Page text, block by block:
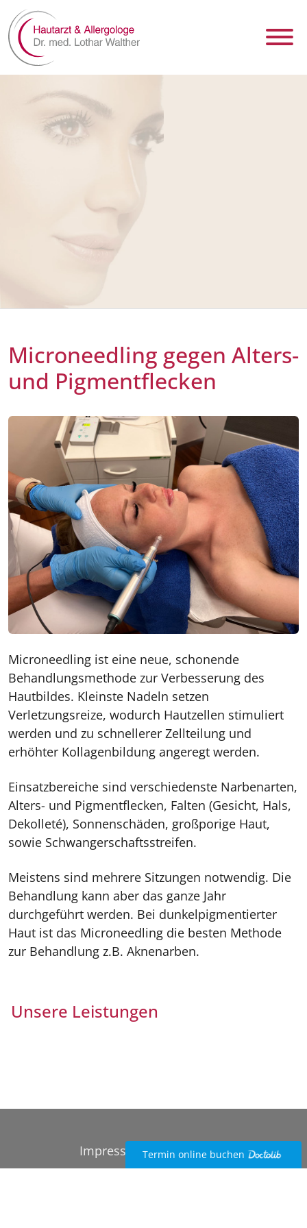
Microneedling gegen Alters-
und Pigmentflecken
Microneedling ist eine neue, schonende
Behandlungsmethode zur Verbesserung des
Hautbildes. Kleinste Nadeln setzen
Verletzungsreize, wodurch Hautzellen stimuliert
werden und zu schnellerer Zellteilung und
erhöhter Kollagenbildung angeregt werden.
Einsatzbereiche sind verschiedenste Narbenarten,
Alters- und Pigmentflecken, Falten (Gesicht, Hals,
Dekolleté), Sonnenschäden, großporige Haut,
sowie Schwangerschaftsstreifen.
Meistens sind mehrere Sitzungen notwendig. Die
Behandlung kann aber das ganze Jahr
durchgeführt werden. Bei dunkelpigmentierter
Haut ist das Microneedling die besten Methode
zur Behandlung z.B. Aknenarben.
Unsere Leistungen
Termin online buchen
Impressum Datenschutz